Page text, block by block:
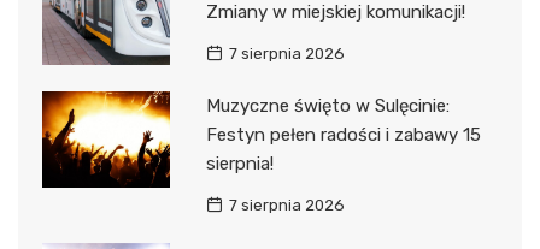
Zmiany w miejskiej komunikacji!
7 sierpnia 2026
Muzyczne święto w Sulęcinie:
Festyn pełen radości i zabawy 15
sierpnia!
7 sierpnia 2026